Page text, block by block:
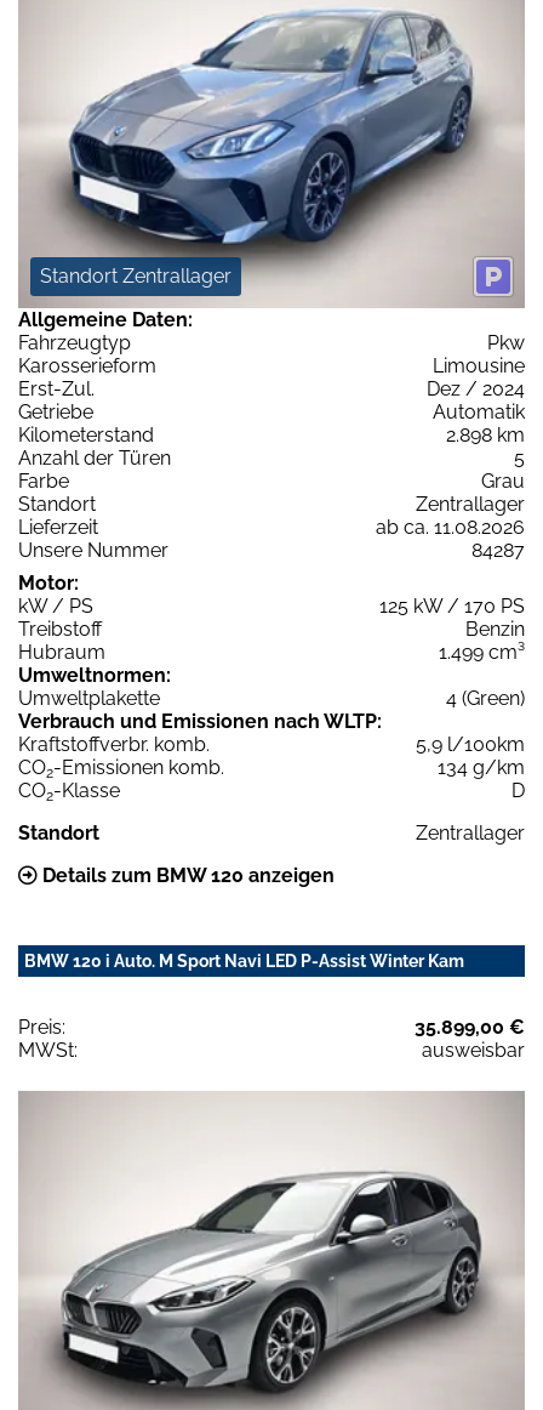
Standort Zentrallager
Allgemeine Daten:
Fahrzeugtyp
Pkw
Karosserieform
Limousine
Erst-Zul.
Dez / 2024
Getriebe
Automatik
Kilometerstand
2.898 km
Anzahl der Türen
5
Farbe
Grau
Standort
Zentrallager
Lieferzeit
ab ca. 11.08.2026
Unsere Nummer
84287
Motor:
kW / PS
125 kW / 170 PS
Treibstoff
Benzin
Hubraum
1.499 cm³
Umweltnormen:
Umweltplakette
4 (Green)
Verbrauch und Emissionen nach WLTP:
Kraftstoffverbr. komb.
5,9 l/100km
CO2-Emissionen komb.
134 g/km
CO2-Klasse
D
Standort
Zentrallager
Details zum BMW 120 anzeigen
BMW 120 i Auto. M Sport Navi LED P-Assist Winter Kam
Preis:
35.899,00 €
MWSt:
ausweisbar